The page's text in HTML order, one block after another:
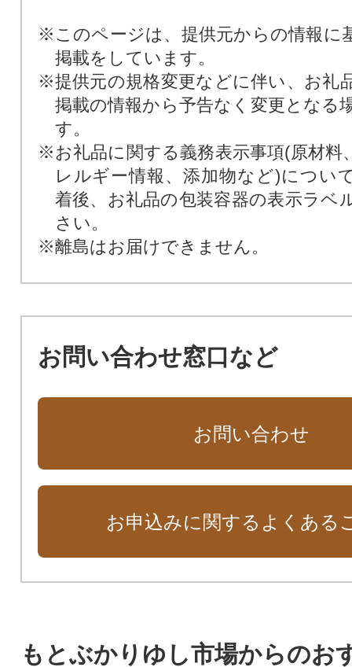
※このページは、提供元からの情報に
掲載をしています。
※提供元の規格変更などに伴い、お礼
掲載の情報から予告なく変更となる
す。
※お礼品に関する義務表示事項(原材料
レルギー情報、添加物など)につい
着後、お礼品の包装容器の表示ラベ
さい。
※離島はお届けできません。
お問い合わせ窓口など
お問い合わせ
お申込みに関するよくある
もとぶかりゆし市場からのお